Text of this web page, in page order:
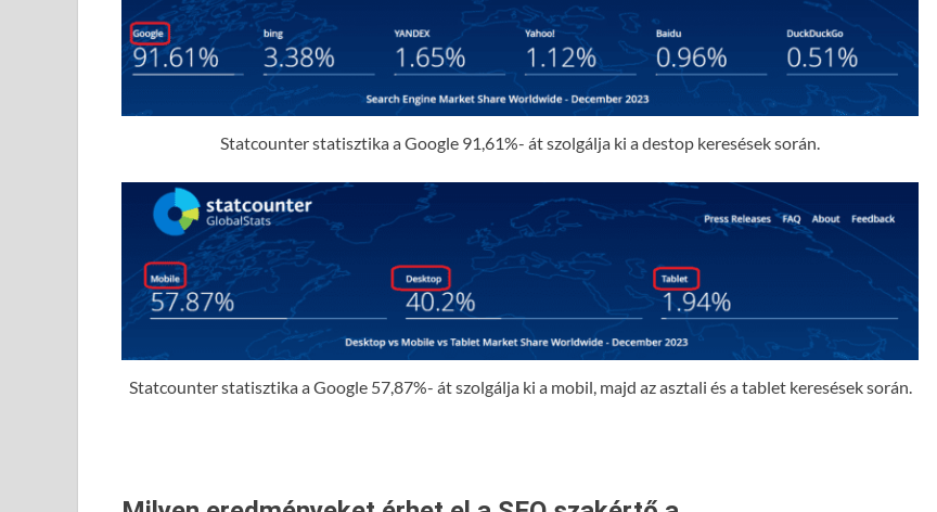
Statcounter statisztika a Google 91,61%- át szolgálja ki a destop keresések során.
Statcounter statisztika a Google 57,87%- át szolgálja ki a mobil, majd az asztali és a tablet keresések során.